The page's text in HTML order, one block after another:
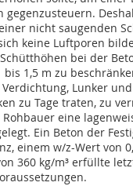
gegenzusteuern.
nicht saugenden
keine Luftporen
bei der
1,5 m zu
Lunker
zu Tage traten, zu
eine
Ein Beton der
einem w/z-Wert von
360 kg/m³ erfüllte